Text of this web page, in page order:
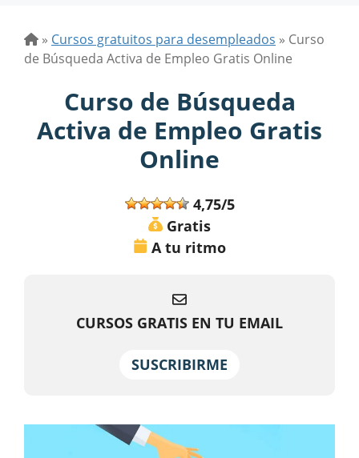
» Cursos gratuitos para desempleados » Curso
de Búsqueda Activa de Empleo Gratis Online
Curso de Búsqueda
Activa de Empleo Gratis
Online
4,75/5
Gratis
A tu ritmo
CURSOS GRATIS EN TU EMAIL
SUSCRIBIRME